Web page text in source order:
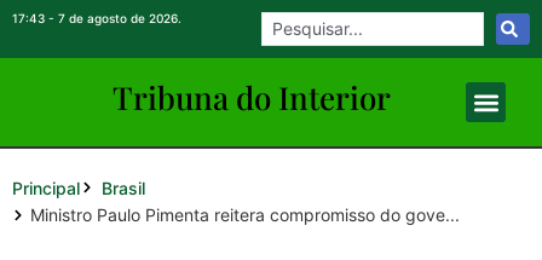
17:43 - 7 de agosto de 2026.
Tribuna do Interior
Principal
Brasil
Ministro Paulo Pimenta reitera compromisso do gove...